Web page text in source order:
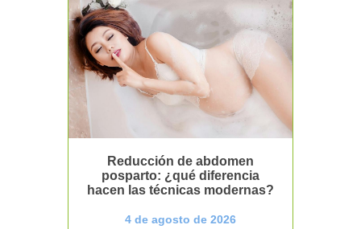
Reducción de abdomen
posparto: ¿qué diferencia
hacen las técnicas modernas?
4 de agosto de 2026